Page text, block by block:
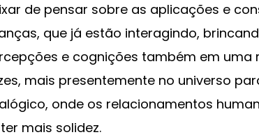
de pensar sobre as aplicações e
que já estão interagindo,
e cognições também em uma
mais presentemente no universo
onde os relacionamentos
mais solidez.